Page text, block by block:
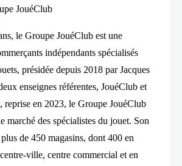
JouéClub
le Groupe JouéClub est une
indépendants spécialisés
présidée depuis 2018 par Jacques
enseignes référentes, JouéClub et
reprise en 2023, le Groupe JouéClub
marché des spécialistes du jouet. Son
de 450 magasins, dont 400 en
ville, centre commercial et en